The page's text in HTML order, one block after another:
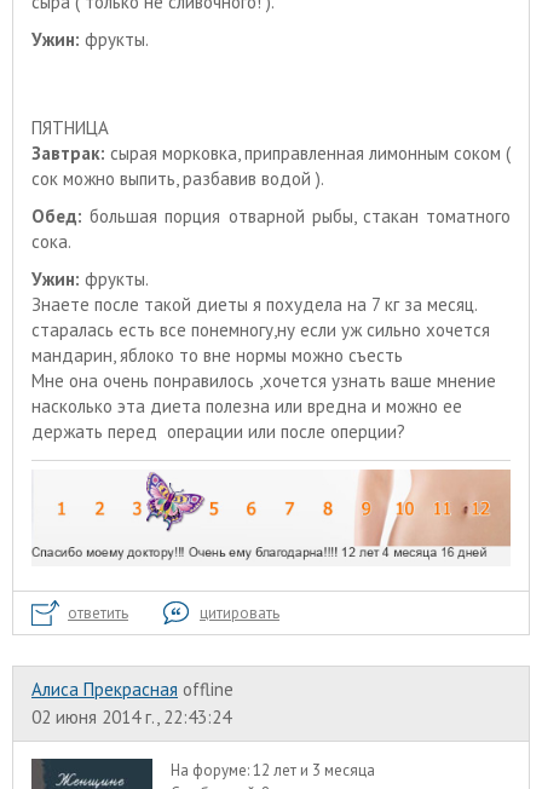
Ужин: фрукты.
ПЯТНИЦА
Завтрак: сырая морковка, приправленная лимонным соком (
сок можно выпить, разбавив водой ).
Обед: большая порция отварной рыбы, стакан томатного
сока.
Ужин: фрукты.
Знаете после такой диеты я похудела на 7 кг за месяц.
старалась есть все понемногу,ну если уж сильно хочется
мандарин, яблоко то вне нормы можно съесть
Мне она очень понравилось ,хочется узнать ваше мнение
насколько эта диета полезна или вредна и можно ее
держать перед операции или после оперции?
ответить цитировать
Алиса Прекрасная offline
02 июня 2014 г., 22:43:24
На форуме:12 лет и 3 месяца